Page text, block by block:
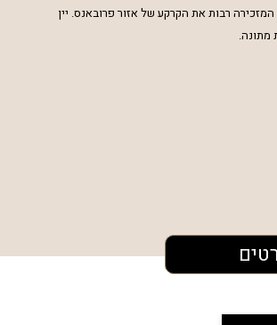
המזכירה רבות את הקרקע של אזור פרובאנס. יין
מתונה.